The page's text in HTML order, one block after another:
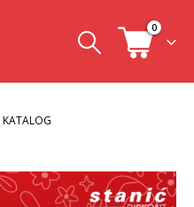
0
KATALOG